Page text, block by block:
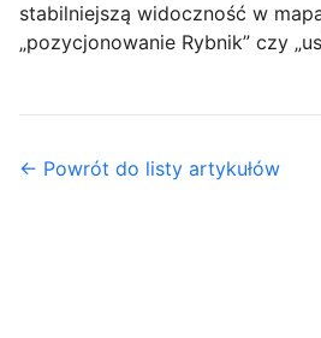
stabilniejszą widoczność w
„pozycjonowanie Rybnik” czy
← Powrót do listy artykułów